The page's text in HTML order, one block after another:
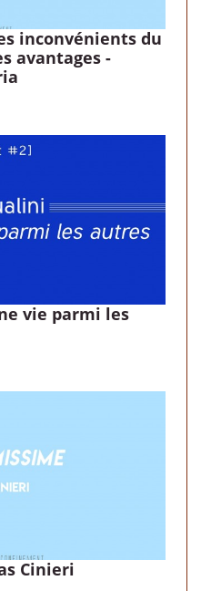
inconvénients du
avantages -
vie parmi les
Cinieri